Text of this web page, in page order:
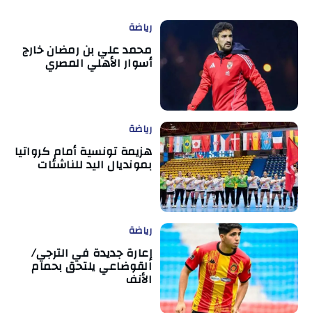
رياضة
محمد علي بن رمضان خارج
أسوار الأهلي المصري
رياضة
هزيمة تونسية أمام كرواتيا
بمونديال اليد للناشئات
رياضة
إعارة جديدة في الترجي/
القوضاعي يلتحق بحمام
الأنف